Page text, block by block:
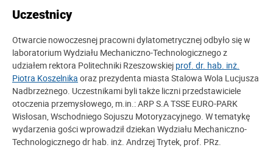
Uczestnicy
Otwarcie nowoczesnej pracowni dylatometrycznej odbyło się w
laboratorium Wydziału Mechaniczno-Technologicznego z
udziałem rektora Politechniki Rzeszowskiej prof. dr. hab. inż.
Piotra Koszelnika oraz prezydenta miasta Stalowa Wola Lucjusza
Nadbrzeżnego. Uczestnikami byli także liczni przedstawiciele
otoczenia przemysłowego, m.in.: ARP S.A TSSE EURO-PARK
Wisłosan, Wschodniego Sojuszu Motoryzacyjnego. W tematykę
wydarzenia gości wprowadził dziekan Wydziału Mechaniczno-
Technologicznego dr hab. inż. Andrzej Trytek, prof. PRz.